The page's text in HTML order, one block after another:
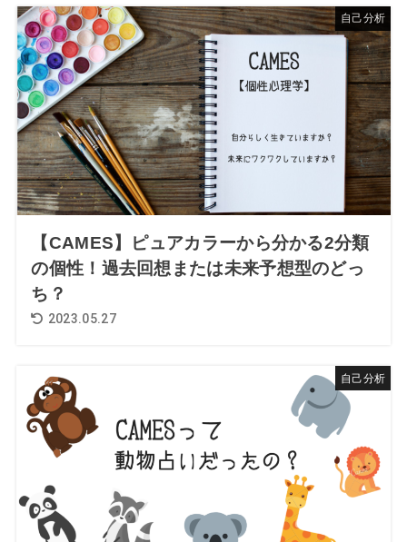
自己分析
【CAMES】ピュアカラーから分かる2分類
の個性！過去回想または未来予想型のどっ
ち？
2023.05.27
自己分析